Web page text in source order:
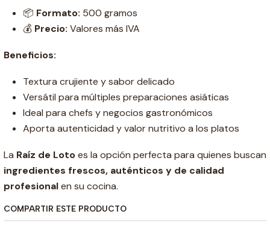
📦 Formato: 500 gramos
💰 Precio: Valores más IVA
Beneficios:
Textura crujiente y sabor delicado
Versátil para múltiples preparaciones asiáticas
Ideal para chefs y negocios gastronómicos
Aporta autenticidad y valor nutritivo a los platos
La Raíz de Lotoes la opción perfecta para quienes buscan
ingredientes frescos, auténticos y de calidad
profesionalen su cocina.
COMPARTIR ESTE PRODUCTO